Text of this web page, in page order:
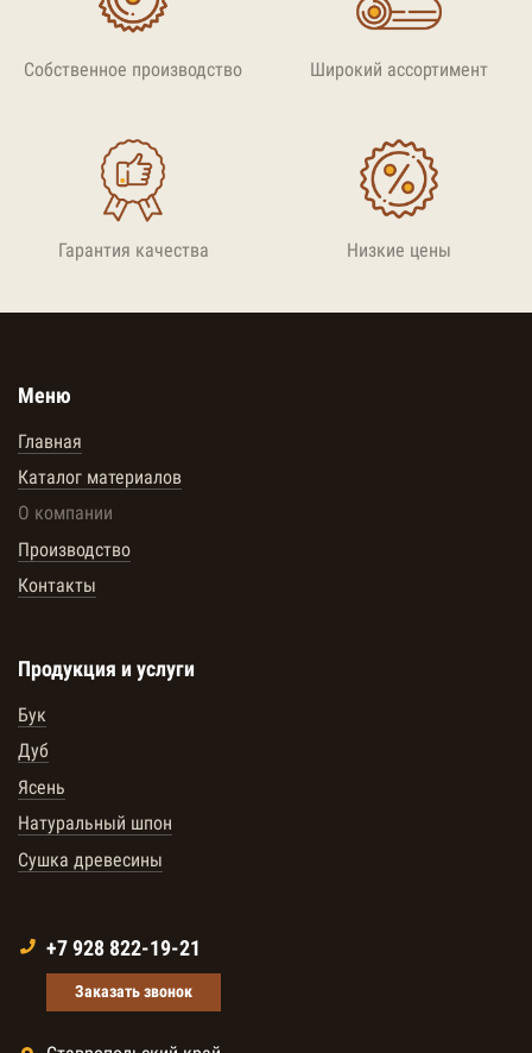
Собственное производство Широкий ассортимент
Гарантия качества Низкие цены
Меню
Главная
Каталог материалов
О компании
Производство
Контакты
Продукция и услуги
Бук
Дуб
Ясень
Натуральный шпон
Сушка древесины
+7 928 822-19-21
Заказать звонок